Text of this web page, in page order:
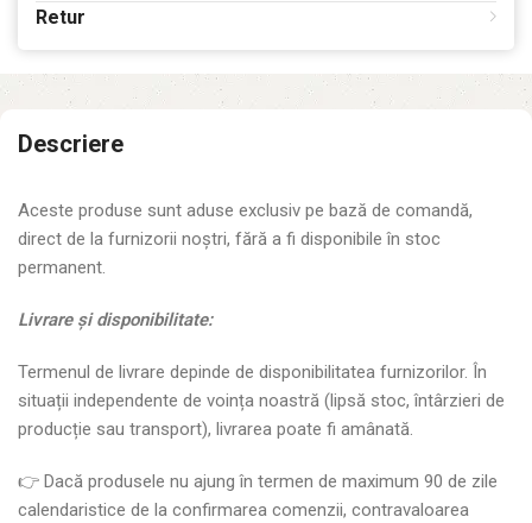
Retur
Descriere
Aceste produse sunt aduse exclusiv pe bază de comandă,
direct de la furnizorii noștri, fără a fi disponibile în stoc
permanent.
Livrare și disponibilitate:
Termenul de livrare depinde de disponibilitatea furnizorilor. În
situații independente de voința noastră (lipsă stoc, întârzieri de
producție sau transport), livrarea poate fi amânată.
👉 Dacă produsele nu ajung în termen de maximum 90 de zile
calendaristice de la confirmarea comenzii, contravaloarea